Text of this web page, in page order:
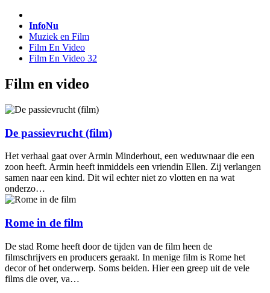
InfoNu
Muziek en Film
Film En Video
Film En Video 32
Film en video
De passievrucht (film)
Het verhaal gaat over Armin Minderhout, een weduwnaar die een
zoon heeft. Armin heeft inmiddels een vriendin Ellen. Zij verlangen
samen naar een kind. Dit wil echter niet zo vlotten en na wat
onderzo…
Rome in de film
De stad Rome heeft door de tijden van de film heen de
filmschrijvers en producers geraakt. In menige film is Rome het
decor of het onderwerp. Soms beiden. Hier een greep uit de vele
films die over, va…